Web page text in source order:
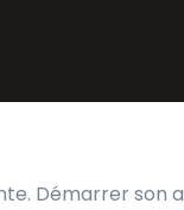
Démarrer son